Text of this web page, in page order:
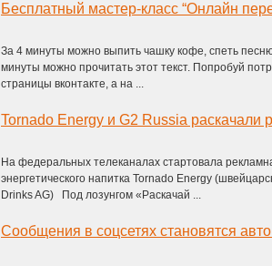
Бесплатный мастер-класс “Онлайн
За 4 минуты можно выпить чашку кофе, спеть
минуты можно прочитать этот текст. Попробуй
страницы вконтакте, а на ...
Tornado Energy и G2 Russia раскачали
На федеральных телеканалах стартовала
энергетического напитка Tornado Energy
Drinks AG) Под лозунгом «Раскачай ...
Сообщения в соцсетях становятся